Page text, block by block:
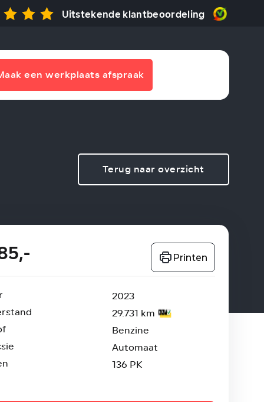
Uitstekende klantbeoordeling
een werkplaats afspraak
Terug naar overzicht
Printen
2023
29.731 km
Benzine
Automaat
136 PK